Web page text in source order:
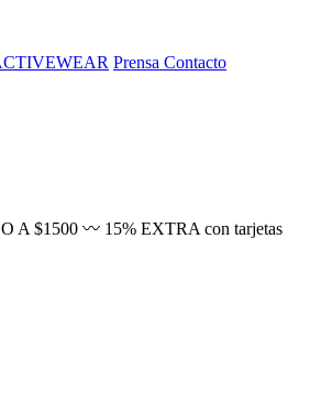
Prensa Contacto
A $1500 〰 15% EXTRA con tarjetas